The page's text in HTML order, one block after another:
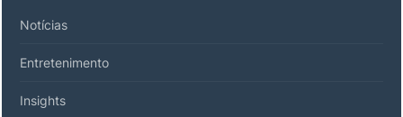
Notícias
Entretenimento
Insights